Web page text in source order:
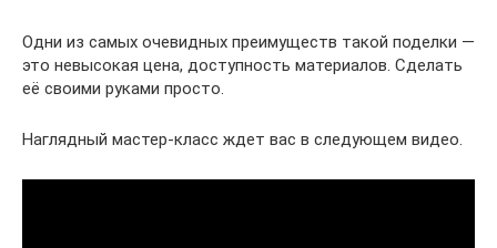
Одни из самых очевидных преимуществ такой поделки —
это невысокая цена, доступность материалов. Сделать
её своими руками просто.
Наглядный мастер-класс ждет вас в следующем видео.